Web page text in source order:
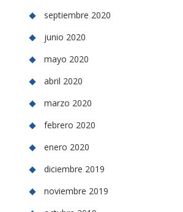
septiembre 2020
junio 2020
mayo 2020
abril 2020
marzo 2020
febrero 2020
enero 2020
diciembre 2019
noviembre 2019